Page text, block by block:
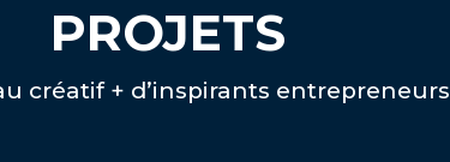
PROJETS
créatif + d’inspirants entrepreneurs